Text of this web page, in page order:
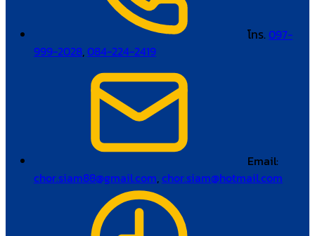
โทร. 097-
999-2028,084-224-2419
Email:
chor.siam88@gmail.com,chor.siam@hotmail.com